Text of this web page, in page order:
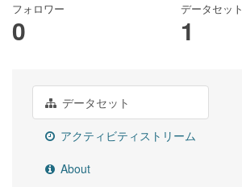
フォロワー
0
データセット
1
データセット
アクティビティストリーム
About